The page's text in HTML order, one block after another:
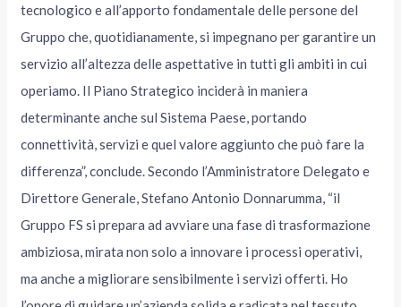
tecnologico e all’apporto fondamentale delle persone del
Gruppo che, quotidianamente, si impegnano per garantire un
servizio all’altezza delle aspettative in tutti gli ambiti in cui
operiamo. Il Piano Strategico inciderà in maniera
determinante anche sul Sistema Paese, portando
connettività, servizi e quel valore aggiunto che può fare la
differenza”, conclude. Secondo l’Amministratore Delegato e
Direttore Generale, Stefano Antonio Donnarumma, “il
Gruppo FS si prepara ad avviare una fase di trasformazione
ambiziosa, mirata non solo a innovare i processi operativi,
ma anche a migliorare sensibilmente i servizi offerti. Ho